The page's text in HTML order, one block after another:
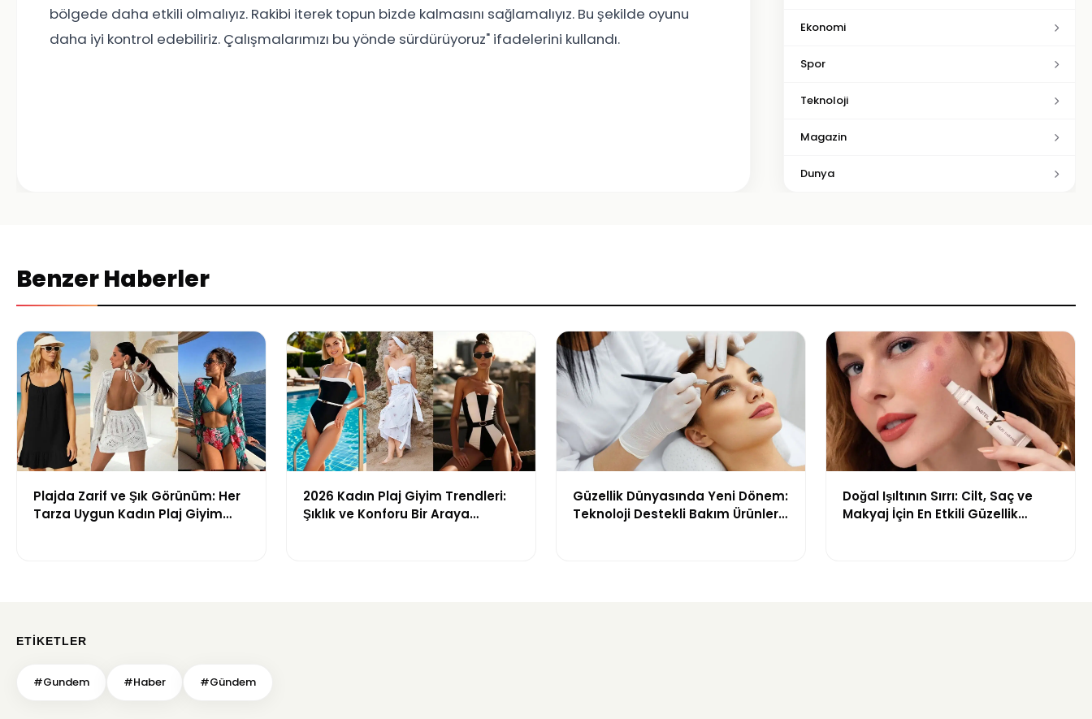
bölgede daha etkili olmalıyız. Rakibi iterek topun bizde kalmasını sağlamalıyız. Bu şekilde oyunu
daha iyi kontrol edebiliriz. Çalışmalarımızı bu yönde sürdürüyoruz" ifadelerini kullandı.
Ekonomi
Spor
Teknoloji
Magazin
Dunya
Benzer Haberler
Plajda Zarif ve Şık Görünüm: Her
Tarza Uygun Kadın Plaj Giyim
2026 Kadın Plaj Giyim Trendleri:
Şıklık ve Konforu Bir Araya
Güzellik Dünyasında Yeni Dönem:
Teknoloji Destekli Bakım Ürünleri
Doğal Işıltının Sırrı: Cilt, Saç ve
Makyaj İçin En Etkili Güzellik
ETIKETLER
#Gundem #Haber #Gündem